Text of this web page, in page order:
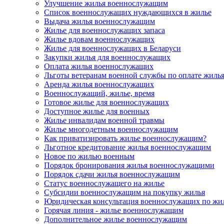
Улучшение жилья военнослужащим
Список военнослужащих нуждающихся в жилье
Выдача жилья военнослужащим
Жилье для военнослужащих запаса
Жилье вдовам военнослужащих
Жилье для военнослужащих в Беларуси
Закупки жилья для военнослужащих
Оплата жилья военнослужащих
Льготы ветеранам военной службы по оплате жилья
Аренда жилья военнослужащих
Военнослужащий, жилье, время
Готовое жилье для военнослужащих
Доступное жилье для военных
Жилье инвалидам военной травмы
Жилье многодетным военнослужащим
Как приватизировать жилье военнослужащим?
Льготное кредитование жилья военнослужащим
Новое по жилью военным
Порядок бронирования жилья военнослужащими
Порядок сдачи жилья военнослужащим
Статус военнослужащего на жилье
Субсидии военнослужащим на покупку жилья
Юридическая консультация военнослужащих по
Горячая линия - жилье военнослужащим
Дополнительное жилье военнослужащим